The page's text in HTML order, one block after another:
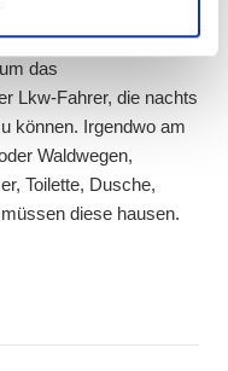
weiter. Unsere
möglicherweise mit
ihnen bereitgestellt
Nutzung der Dienste
Lkw-Fahrer „Helden
neuen Wegen zur
das
Lkw-Fahrer, die nachts
können. Irgendwo am
Waldwegen,
Toilette, Dusche,
diese hausen.